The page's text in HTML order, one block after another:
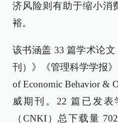
济风险则有助于缩小消
裕。
该书涵盖 33 篇学术论
刊）》《管理科学学报
of Economic Behavior &
威期刊。22 篇已发
（CNKI）总下载量